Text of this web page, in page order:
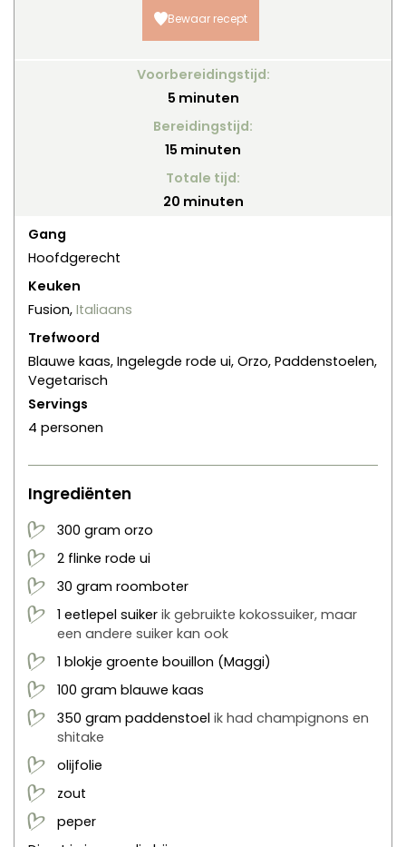
Bewaar recept
Voorbereidingstijd:
5minuten
minuten
Bereidingstijd:
15 minuten
minuten
Totale tijd:
20minuten
minuten
Gang
Hoofdgerecht
Keuken
Fusion, Italiaans
Trefwoord
Blauwe kaas, Ingelegde rode ui, Orzo, Paddenstoelen,
Vegetarisch
Servings
4 personen
Ingrediënten
300 gram orzo
2 flinke rode ui
30 gram roomboter
1 eetlepel suiker ik gebruikte kokossuiker, maar
een andere suiker kan ook
1 blokje groente bouillon (Maggi)
100 gram blauwe kaas
350 gram paddenstoel ik had champignons en
shitake
olijfolie
zout
peper